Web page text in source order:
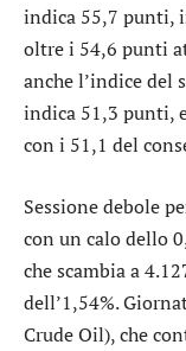
indica 55,7 punti,
oltre i 54,6 punti
anche l’indice del
indica 51,3 punti,
con i 51,1 del
Sessione debole
con un calo dello
che scambia a
dell’1,54%.
Crude Oil), che